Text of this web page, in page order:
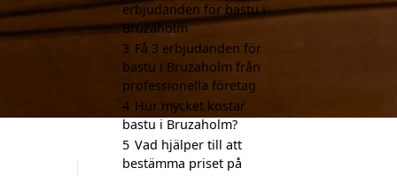
erbjudanden för bastu i
Bruzaholm
3 Få 3 erbjudanden för
bastu i Bruzaholm från
professionella företag
4 Hur mycket kostar
bastu i Bruzaholm?
5 Vad hjälper till att
bestämma priset på